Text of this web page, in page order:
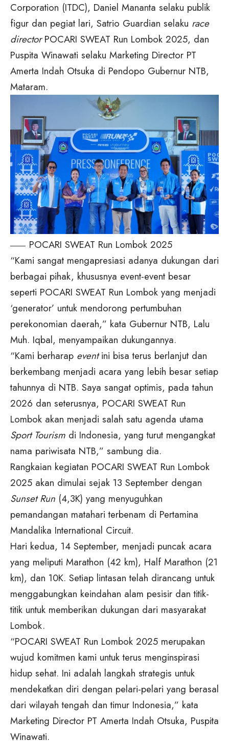
Corporation (ITDC), Daniel Mananta selaku publik
figur dan pegiat lari, Satrio Guardian selaku race
directorPOCARI SWEAT Run Lombok 2025, dan
Puspita Winawati selaku Marketing Director PT
Amerta Indah Otsuka di Pendopo Gubernur NTB,
Mataram.
POCARI SWEAT Run Lombok 2025
“Kami sangat mengapresiasi adanya dukungan dari
berbagai pihak, khususnya event-event besar
seperti POCARI SWEAT Run Lombok yang menjadi
‘generator’ untuk mendorong pertumbuhan
perekonomian daerah,” kata Gubernur NTB, Lalu
Muh. Iqbal, menyampaikan dukungannya.
“Kami berharap eventini bisa terus berlanjut dan
berkembang menjadi acara yang lebih besar setiap
tahunnya di NTB. Saya sangat optimis, pada tahun
2026 dan seterusnya, POCARI SWEAT Run
Lombok akan menjadi salah satu agenda utama
Sport Tourism di Indonesia, yang turut mengangkat
nama pariwisata NTB,” sambung dia.
Rangkaian kegiatan POCARI SWEAT Run Lombok
2025 akan dimulai sejak 13 September dengan
Sunset Run (4,3K) yang menyuguhkan
pemandangan matahari terbenam di Pertamina
Mandalika International Circuit.
Hari kedua, 14 September, menjadi puncak acara
yang meliputi Marathon (42 km), Half Marathon (21
km), dan 10K. Setiap lintasan telah dirancang untuk
menggabungkan keindahan alam pesisir dan titik-
titik untuk memberikan dukungan dari masyarakat
Lombok.
“POCARI SWEAT Run Lombok 2025 merupakan
wujud komitmen kami untuk terus menginspirasi
hidup sehat. Ini adalah langkah strategis untuk
mendekatkan diri dengan pelari-pelari yang berasal
dari wilayah tengah dan timur Indonesia,” kata
Marketing Director PT Amerta Indah Otsuka, Puspita
Winawati.